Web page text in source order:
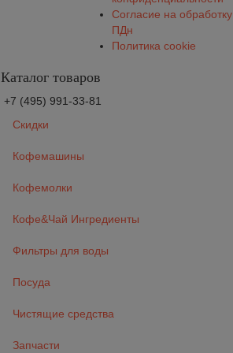
Согласие на обработку
ПДн
Политика cookie
Каталог товаров
+7 (495) 991-33-81
Скидки
Кофемашины
Кофемолки
Кофе&Чай Ингредиенты
Фильтры для воды
Посуда
Чистящие средства
Запчасти